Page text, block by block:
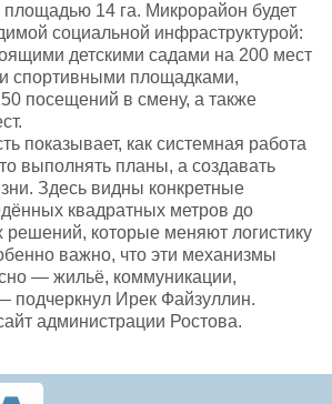
площадью 14 га. Микрорайон будет
социальной инфраструктурой:
детскими садами на 200 мест
спортивными площадками,
посещений в смену, а также
показывает, как системная работа
выполнять планы, а создавать
Здесь видны конкретные
квадратных метров до
решений, которые меняют логистику
важно, что эти механизмы
— жильё, коммуникации,
подчеркнул Ирек Файзуллин.
администрации Ростова.